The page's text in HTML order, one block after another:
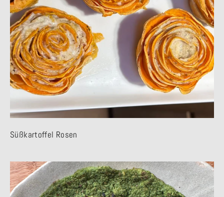
Süßkartoffel Rosen